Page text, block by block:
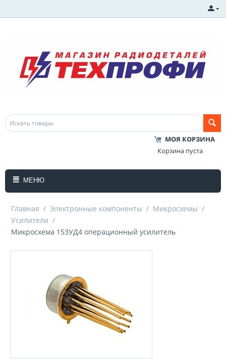
МОЯ КОРЗИНА
Корзина пуста
МЕНЮ
Главная / Электронные компоненты / Микросхемы /
Усилители /
Микросхема 153УД4 операционный усилитель